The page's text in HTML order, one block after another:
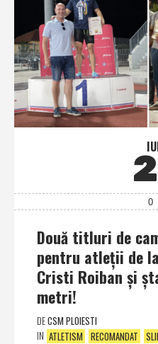
0
Două titluri de
pentru atleţii de
Cristi Roiban şi
metri!
DECSM PLOIESTI
IN ATLETISM RECOMANDAT